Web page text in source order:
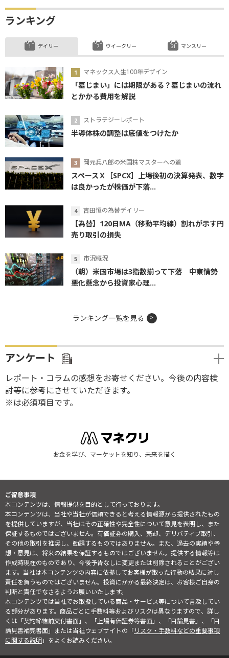
ランキング
デイリー
マネックス人生100年デザイン
「墓じまい」には期限がある？墓じまいの流れ
とかかる費用を解説
ストラテジーレポート
半導体株の調整は底値をつけたか
岡元兵八郎の米国株マスターへの道
スペースＸ［SPCX］上場後初の決算発表、数字
は良かったが株価が下落...
吉田恒の為替デイリー
【為替】120日MA（移動平均線）割れが示す円
売り取引の損失
市況概況
（朝）米国市場は3指数揃って下落 中東情勢
悪化懸念から投資家心理...
ウイークリー マンスリー
ランキング一覧を見る
アンケート
レポート・コラムの感想をお寄せください。今後の内容検
討等に参考にさせていただきます。
※は必須項目です。
お金を学び、マーケットを知り、未来を描く
ご留意事項
本コンテンツは、情報提供を目的として行っております。
本コンテンツは、当社や当社が信頼できると考える情報源から提供されたもの
を提供していますが、当社はその正確性や完全性について意見を表明し、また
保証するものではございません。有価証券の購入、売却、デリバティブ取引、
その他の取引を推奨し、勧誘するものではありません。また、過去の実績や予
想・意見は、将来の結果を保証するものではございません。提供する情報等は
作成時現在のものであり、今後予告なしに変更または削除されることがござい
ます。当社は本コンテンツの内容に依拠してお客様が取った行動の結果に対し
責任を負うものではございません。投資にかかる最終決定は、お客様ご自身の
判断と責任でなさるようお願いいたします。
本コンテンツでは当社でお取扱している商品・サービス等について言及してい
る部分があります。商品ごとに手数料等およびリスクは異なりますので、詳し
くは「契約締結前交付書面」、「上場有価証券等書面」、「目論見書」、「目
論見書補完書面」または当社ウェブサイトの「リスク・手数料などの重要事項
に関する説明」をよくお読みください。